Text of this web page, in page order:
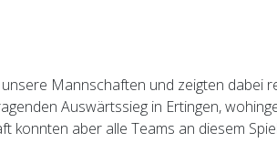
Mannschaften und zeigten
Auswärtssieg in Ertingen,
konnten aber alle Teams an diesem